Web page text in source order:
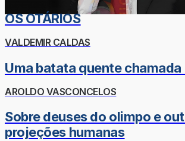
OS OTÁRIOS
VALDEMIR CALDAS
Uma batata quente chamada
AROLDO VASCONCELOS
Sobre deuses do olimpo e
projeções humanas